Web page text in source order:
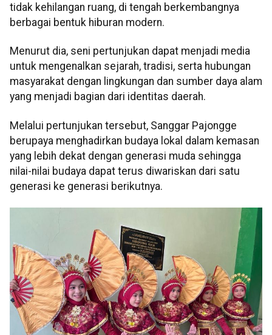
tidak kehilangan ruang, di tengah berkembangnya
berbagai bentuk hiburan modern.
Menurut dia, seni pertunjukan dapat menjadi media
untuk mengenalkan sejarah, tradisi, serta hubungan
masyarakat dengan lingkungan dan sumber daya alam
yang menjadi bagian dari identitas daerah.
Melalui pertunjukan tersebut, Sanggar Pajongge
berupaya menghadirkan budaya lokal dalam kemasan
yang lebih dekat dengan generasi muda sehingga
nilai-nilai budaya dapat terus diwariskan dari satu
generasi ke generasi berikutnya.